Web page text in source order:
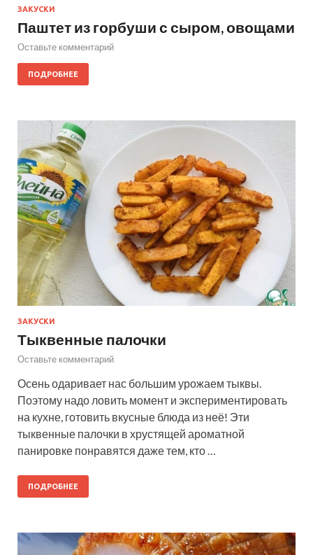
ЗАКУСКИ
Паштет из горбуши с сыром, овощами
Оставьте комментарий
ПОДРОБНЕЕ
ЗАКУСКИ
Тыквенные палочки
Оставьте комментарий
Осень одаривает нас большим урожаем тыквы.
Поэтому надо ловить момент и экспериментировать
на кухне, готовить вкусные блюда из неё! Эти
тыквенные палочки в хрустящей ароматной
панировке понравятся даже тем, кто …
ПОДРОБНЕЕ